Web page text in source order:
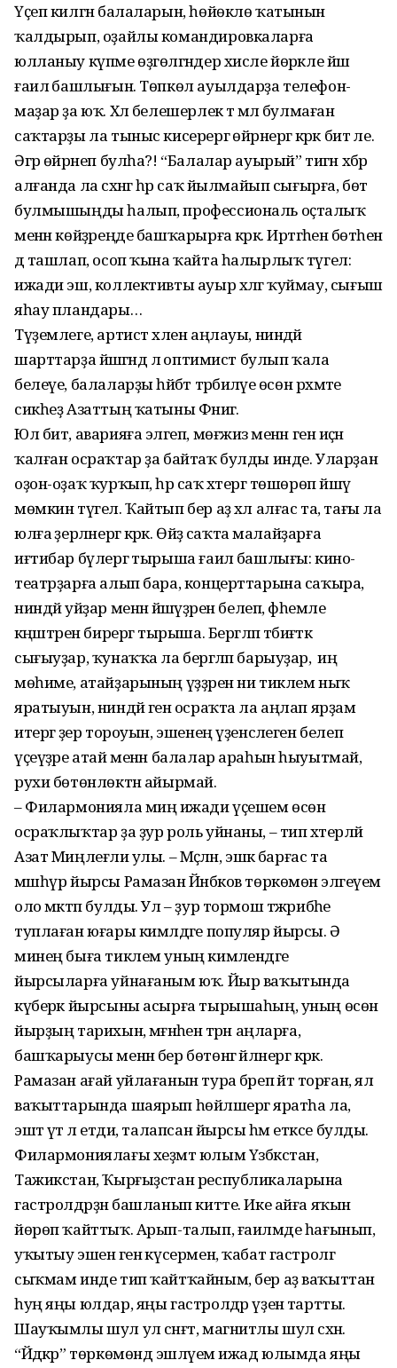
Үҫеп килгән балаларын, һөйөклө ҡатынын
ҡалдырып, оҙайлы командиров­каларға
юлланыу күпме өҙгөләгәндер хисле йөрәкле йәш
ғаилә башлығын. Төпкөл ауылдарҙа телефон-
маҙар ҙа юҡ. Хәл белешерлек тә әмәл булмаған
саҡтарҙы ла тыныс кисерергә өйрәнергә кәрәк бит әле.
Әгәр өйрәнеп булһа?! “Балалар ауырый” тигән хәбәр
алғанда ла сәхнәгә һәр саҡ йылмайып сығырға, бөтә
булмышыңды һалып, профессиональ оҫталыҡ
менән көйҙәреңде башҡарырға кәрәк. Иртәгәһенә бөтәһен
дә ташлап, осоп ҡына ҡайта һалырлыҡ түгел:
ижади эш, коллективты ауыр хәлгә ҡуймау, сығыш
яһау пландары…
Түҙемлеге, артист хәлен аңлауы, ниндәй
шарттарҙа йәшәгәндә лә оптимист булып ҡала
белеүе, балаларҙы һәйбәт тәрбиәләүе өсөн рәхмәте
сикһеҙ Азаттың ҡатыны Фәниәгә.
Юл бит, аварияға эләгеп, мөғжизә менән генә иҫән
ҡалған осраҡтар ҙа байтаҡ булды инде. Уларҙан
оҙон-оҙаҡ ҡурҡып, һәр саҡ хәтергә төшөрөп йәшәү
мөмкин түгел. Ҡайтып бер аҙ хәл алғас та, тағы ла
юлға әҙерләнергә кәрәк. Өйҙә саҡта малайҙарға
иғтибар бүлергә тырыша ғаилә башлығы: кино-
театрҙарға алып бара, концерттарына саҡыра,
ниндәй уйҙар менән йәшәүҙәрен белеп, фәһемле
кәңәштәрен бирергә тырыша. Бергәләп тәбиғәткә
сығыуҙар, ҡунаҡҡа ла бергәләп барыуҙар, ә иң
мөһиме, атайҙарының үҙҙәрен ни тиклем ныҡ
яратыуын, ниндәй генә осраҡта ла аңлап ярҙам
итергә әҙер тороуын, эшенең үҙенсәлеген белеп
үҫеүҙәре атай менән балалар араһын һыуытмай,
рухи бөтөнлөктән айырмай.
– Филармонияла миңә ижади үҫешем өсөн
осраҡлыҡтар ҙа ҙур роль уйнаны, – тип хәтерләй
Азат Миңлеғәли улы. – Мәҫәлән, эшкә барғас та
мәшһүр йырсы Рамазан Йәнбәков төркөмөнә эләгеүем
оло мәктәп булды. Ул – ҙур тормош тәжрибәһе
туплаған юғары кимәлдәге популяр йырсы. Ә
минең быға тиклем уның кимәлендәге
йырсыларға уйнағаным юҡ. Йыр ваҡытында
күберәк йырсыны асырға тырышаһың, уның өсөн
йырҙың тарихын, мәғәнәһен тәрән аңларға,
башҡарыусы менән бер бөтөнгә әйләнергә кәрәк.
Рамазан ағай уйлағанын тура бәреп әйтә торған, ял
ваҡыттарында шаярып һөйләшергә яратһа ла,
эштә үтә лә етди, талапсан йырсы һәм етәксе булды.
Филармониялағы хеҙмәт юлым Үзбәкстан,
Тажикстан, Ҡырғыҙстан республикаларына
гастролдәрҙән башланып китте. Ике айға яҡын
йөрөп ҡайттыҡ. Арып-талып, ғаиләмде һағынып,
уҡытыу эшенә генә күсермен, ҡабат гастролгә
сыҡмам инде тип ҡайт­ҡайным, бер аҙ ваҡыттан
һуң яңы юлдар, яңы гастролдәр үҙенә тартты.
Шауҡымлы шул ул сәнғәт, магнитлы шул сәхнә.
“Йәдкәр” төркөмөндә эшләүем ижад юлымда яңы